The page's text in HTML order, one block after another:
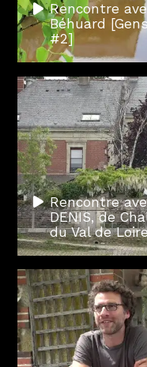
Rencontre
Béhuard
#2]
Rencontre
DENIS, de
du Val de